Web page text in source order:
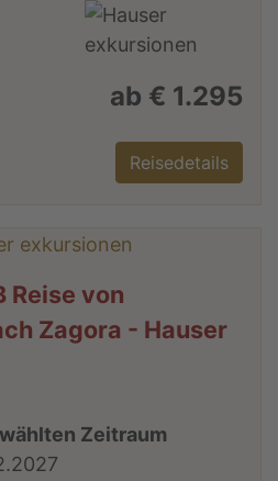
ab € 1.295
Reisedetails
Reise von
Zagora - Hauser
Zeitraum